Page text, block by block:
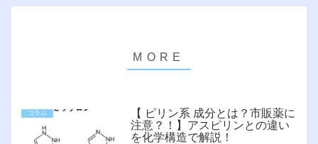
コラム
【 ピリン系 成分とは？市販薬に
注意？！】アスピリンとの違い
を化学構造で解説！